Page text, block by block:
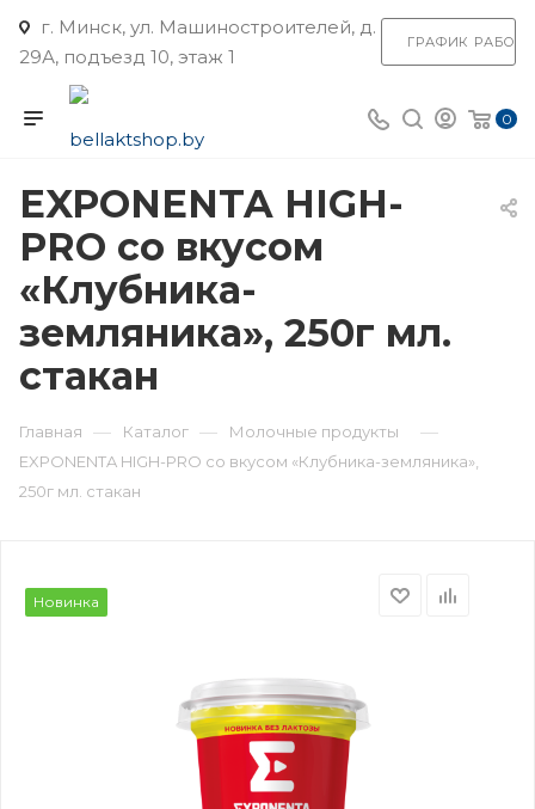
г. Минск, ул. Машиностроителей, д.
29А, подъезд 10, этаж 1
ГРАФИК
0
EXPONENTA HIGH-
PRO со вкусом
«Клубника-
земляника», 250г мл.
стакан
Главная — Каталог — Молочные продукты —
EXPONENTA HIGH-PRO со вкусом «Клубника-земляника»,
250г мл. стакан
Новинка